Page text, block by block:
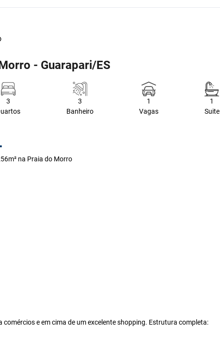
- Guarapari/ES
3
3
Banheiro
1
Vagas
1
Suite
na Praia do Morro
e em cima de um excelente shopping. Estrutura completa: